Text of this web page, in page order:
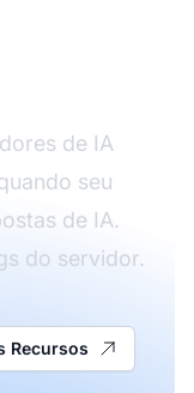
de IA
seu
de IA.
do servidor.
Recursos